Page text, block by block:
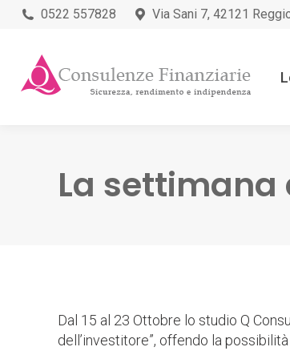
0522 557828 Via Sani 7, 42121
La settimana
Dal 15 al 23 Ottobre lo studio Q
dell’investitore”, offendo la